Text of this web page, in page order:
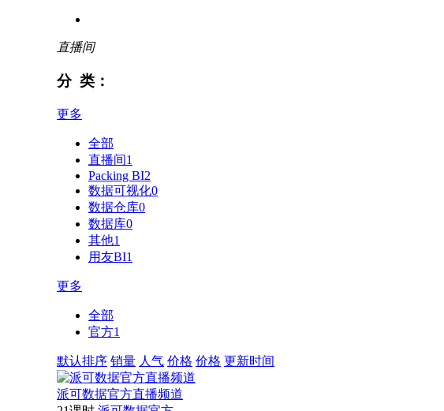
直播间
分 类：
更多
全部
直播间1
Packing BI2
数据可视化0
数据仓库0
数据库0
其他1
用友BI1
更多
全部
官方1
默认排序 销量 人气 价格 价格 更新时间
派可数据官方直播频道